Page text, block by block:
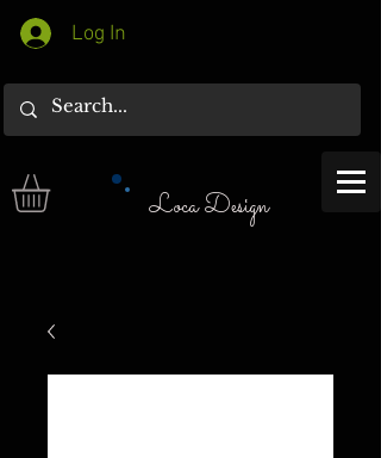
Log In
Loca Design